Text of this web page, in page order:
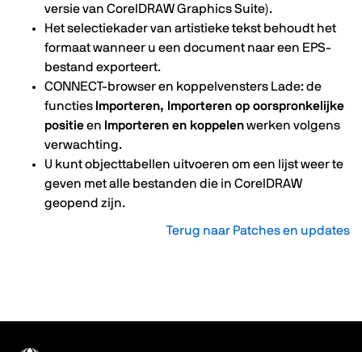
versie van CorelDRAW Graphics Suite).
Het selectiekader van artistieke tekst behoudt het
formaat wanneer u een document naar een EPS-
bestand exporteert.
CONNECT-browser en koppelvensters Lade: de
functies Importeren, Importeren op oorspronkelijke
positieen Importeren en koppelenwerken volgens
verwachting.
U kunt objecttabellen uitvoeren om een lijst weer te
geven met alle bestanden die in CorelDRAW
geopend zijn.
Terug naar Patches en updates